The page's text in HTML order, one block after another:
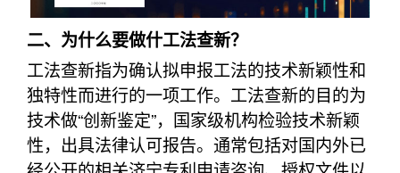
二、为什么要做什工法查新？
工法查新指为确认拟申报工法的技术新颖性和
独特性而进行的一项工作。工法查新的目的为
技术做“创新鉴定”，国家级机构检验技术新颖
性，出具法律认可报告。通常包括对国内外已